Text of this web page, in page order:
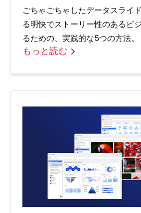
ごちゃごちゃしたデータスライ
る明快でストーリー性のあるビ
るための、実践的な5つの方法。
もっと読む